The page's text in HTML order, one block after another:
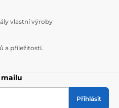
vlastní výroby
a příležitostí.
mailu
Přihlásit